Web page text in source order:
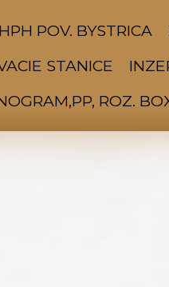
POV. BYSTRICA
STANICE
ROZ.